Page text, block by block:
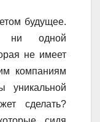
будущее.
ни одной
не имеет
компаниям
уникальной
сделать?